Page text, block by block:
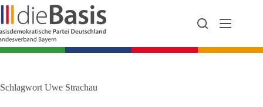
Zum
Inhalt
springen
Schlagwort Uwe Strachau